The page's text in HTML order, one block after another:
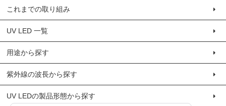
これまでの取り組み
UV LED 一覧
用途から探す
紫外線の波長から探す
UV LEDの製品形態から探す